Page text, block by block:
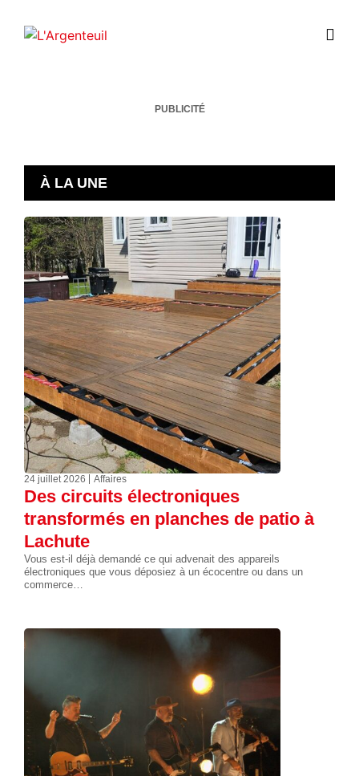
PUBLICITÉ
À LA UNE
24 juillet 2026 Affaires
Des circuits électroniques
transformés en planches de patio à
Lachute
Vous est-il déjà demandé ce qui advenait des appareils
électroniques que vous déposiez à un écocentre ou dans un
commerce…